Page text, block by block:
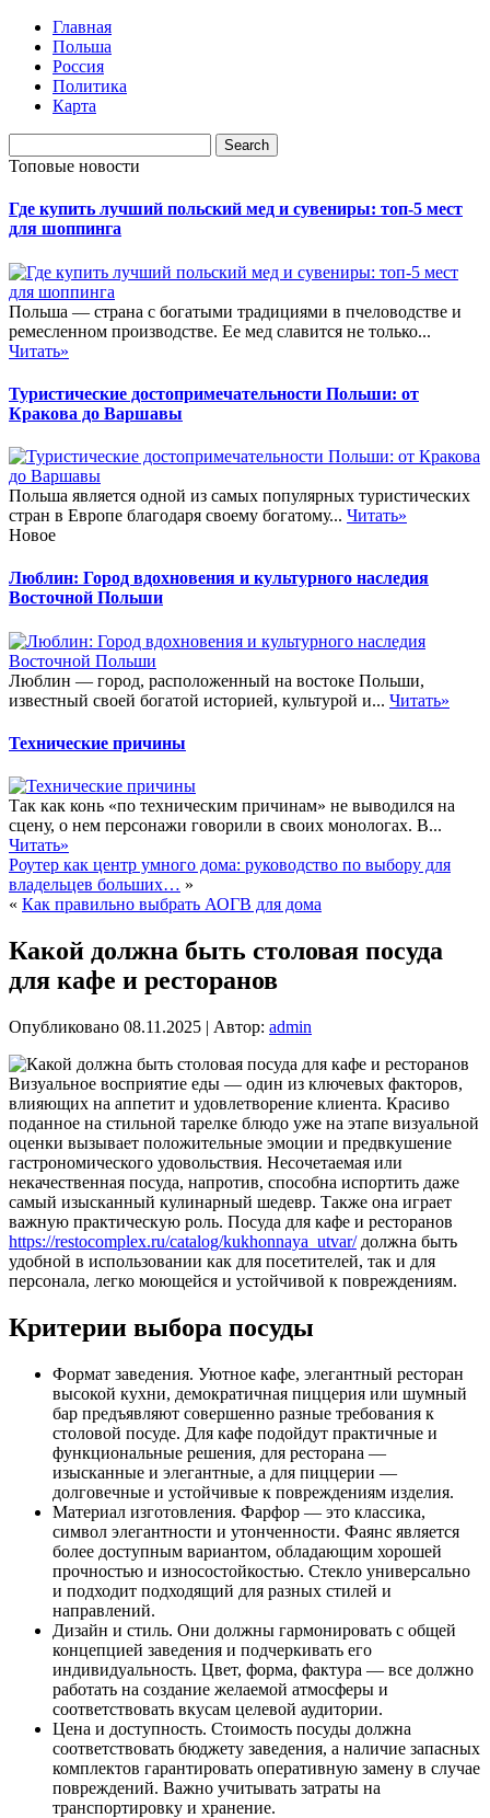
Главная
Польша
Россия
Политика
Карта
Топовые новости
Где купить лучший польский мед и сувениры: топ-5 мест
для шоппинга
Польша — страна с богатыми традициями в пчеловодстве и
ремесленном производстве. Ее мед славится не только...
Читать»
Туристические достопримечательности Польши: от
Кракова до Варшавы
Польша является одной из самых популярных туристических
стран в Европе благодаря своему богатому... Читать»
Новое
Люблин: Город вдохновения и культурного наследия
Восточной Польши
Люблин — город, расположенный на востоке Польши,
известный своей богатой историей, культурой и... Читать»
Технические причины
Так как конь «по техническим причинам» не выводился на
сцену, о нем персонажи говорили в своих монологах. В...
Читать»
Роутер как центр умного дома: руководство по выбору для
владельцев больших… »
« Как правильно выбрать АОГВ для дома
Какой должна быть столовая посуда
для кафе и ресторанов
Опубликовано 08.11.2025 | Автор: admin
Визуальное восприятие еды — один из ключевых факторов,
влияющих на аппетит и удовлетворение клиента. Красиво
поданное на стильной тарелке блюдо уже на этапе визуальной
оценки вызывает положительные эмоции и предвкушение
гастрономического удовольствия. Несочетаемая или
некачественная посуда, напротив, способна испортить даже
самый изысканный кулинарный шедевр. Также она играет
важную практическую роль. Посуда для кафе и ресторанов
https://restocomplex.ru/catalog/kukhonnaya_utvar/должна быть
удобной в использовании как для посетителей, так и для
персонала, легко моющейся и устойчивой к повреждениям.
Критерии выбора посуды
Формат заведения. Уютное кафе, элегантный ресторан
высокой кухни, демократичная пиццерия или шумный
бар предъявляют совершенно разные требования к
столовой посуде. Для кафе подойдут практичные и
функциональные решения, для ресторана —
изысканные и элегантные, а для пиццерии —
долговечные и устойчивые к повреждениям изделия.
Материал изготовления. Фарфор — это классика,
символ элегантности и утонченности. Фаянс является
более доступным вариантом, обладающим хорошей
прочностью и износостойкостью. Стекло универсально
и подходит подходящий для разных стилей и
направлений.
Дизайн и стиль. Они должны гармонировать с общей
концепцией заведения и подчеркивать его
индивидуальность. Цвет, форма, фактура — все должно
работать на создание желаемой атмосферы и
соответствовать вкусам целевой аудитории.
Цена и доступность. Стоимость посуды должна
соответствовать бюджету заведения, а наличие запасных
комплектов гарантировать оперативную замену в случае
повреждений. Важно учитывать затраты на
транспортировку и хранение.